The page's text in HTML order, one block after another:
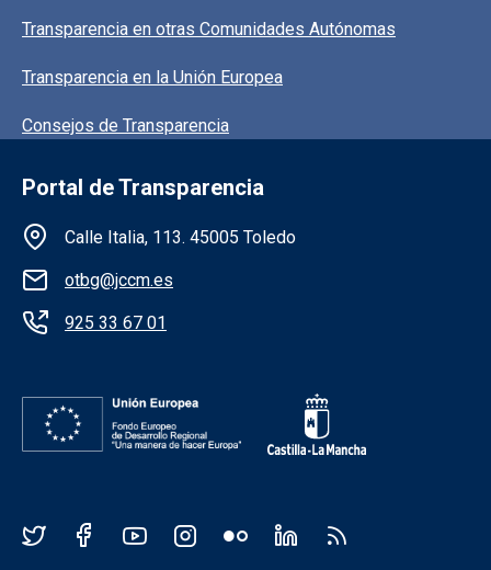
Transparencia en otras Comunidades Autónomas
Transparencia en la Unión Europea
Consejos de Transparencia
Portal de Transparencia
Información de la institución
Calle Italia, 113. 45005 Toledo
otbg@jccm.es
925 33 67 01
Redes sociales JCCM